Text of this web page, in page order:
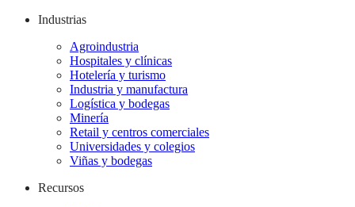
Industrias
Agroindustria
Hospitales y clínicas
Hotelería y turismo
Industria y manufactura
Logística y bodegas
Minería
Retail y centros comerciales
Universidades y colegios
Viñas y bodegas
Recursos